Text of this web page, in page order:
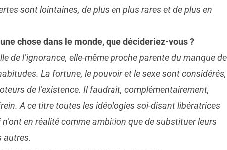
sont lointaines, de plus en plus rares et de plus en
chose dans le monde, que décideriez-vous ?
de l’ignorance, elle-même proche parente du manque de
La fortune, le pouvoir et le sexe sont considérés,
de l’existence. Il faudrait, complémentairement,
A ce titre toutes les idéologies soi-disant libératrices
en réalité comme ambition que de substituer leurs
autres.